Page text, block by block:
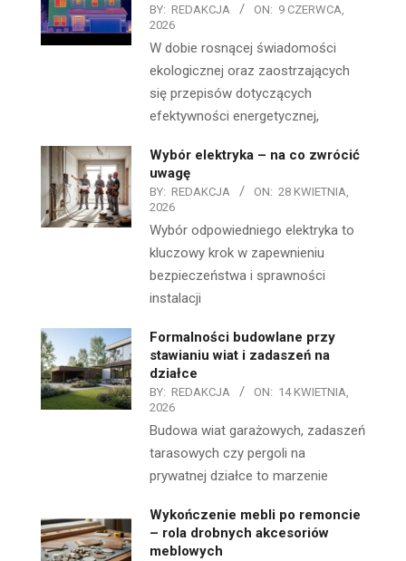
BY: REDAKCJA ON: 9 CZERWCA,
2026
W dobie rosnącej świadomości
ekologicznej oraz zaostrzających
się przepisów dotyczących
efektywności energetycznej,
Wybór elektryka – na co zwrócić
uwagę
BY: REDAKCJA ON: 28 KWIETNIA,
2026
Wybór odpowiedniego elektryka to
kluczowy krok w zapewnieniu
bezpieczeństwa i sprawności
instalacji
Formalności budowlane przy
stawianiu wiat i zadaszeń na
działce
BY: REDAKCJA ON: 14 KWIETNIA,
2026
Budowa wiat garażowych, zadaszeń
tarasowych czy pergoli na
prywatnej działce to marzenie
Wykończenie mebli po remoncie
– rola drobnych akcesoriów
meblowych